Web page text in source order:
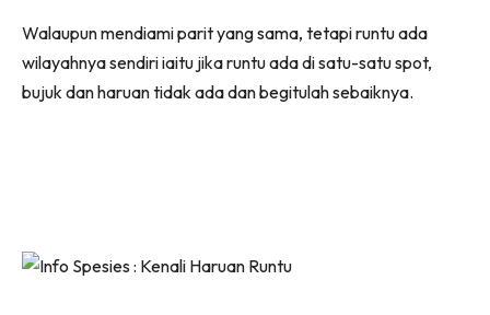
Walaupun mendiami parit yang sama, tetapi runtu ada
wilayahnya sendiri iaitu jika runtu ada di satu-satu spot,
bujuk dan haruan tidak ada dan begitulah sebaiknya.